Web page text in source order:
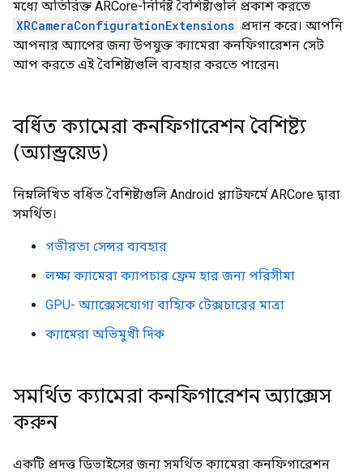
মধ্যে অতিরিক্ত ARCore-নির্দিষ্ট বৈশিষ্ট্যগুলি প্রকাশ করতে
XRCameraConfigurationExtensions প্রদান করে। আপনি
আপনার অ্যাপের জন্য উপযুক্ত ক্যামেরা কনফিগারেশন সেট
আপ করতে এই বৈশিষ্ট্যগুলি ব্যবহার করতে পারেন৷
বর্ধিত ক্যামেরা কনফিগারেশন বৈশিষ্ট্য
(অ্যান্ড্রয়েড)
নিম্নলিখিত বর্ধিত বৈশিষ্ট্যগুলি Android প্ল্যাটফর্মে ARCore দ্বারা
সমর্থিত।
গভীরতা সেন্সর ব্যবহার
লক্ষ্য ক্যামেরা ক্যাপচার ফ্রেম হার জন্য পরিসীমা
GPU- অ্যাক্সেসযোগ্য বাহ্যিক টেক্সচারের মাত্রা
ক্যামেরা অভিমুখী দিক
সমর্থিত ক্যামেরা কনফিগারেশন অ্যাক্সেস
করুন
একটি প্রদত্ত ডিভাইসের জন্য সমর্থিত ক্যামেরা কনফিগারেশন